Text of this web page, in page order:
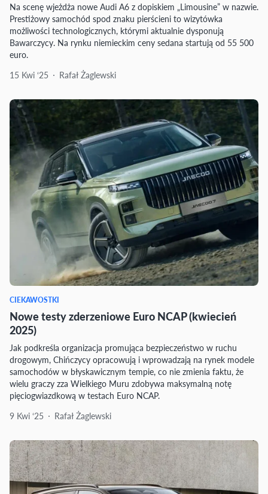
Na scenę wjeżdża nowe Audi A6 z dopiskiem „Limousine” w nazwie.
Prestiżowy samochód spod znaku pierścieni to wizytówka
możliwości technologicznych, którymi aktualnie dysponują
Bawarczycy. Na rynku niemieckim ceny sedana startują od 55 500
euro.
15 Kwi ‘25
Rafał Żaglewski
CIEKAWOSTKI
Nowe testy zderzeniowe Euro NCAP (kwiecień
2025)
Jak podkreśla organizacja promująca bezpieczeństwo w ruchu
drogowym, Chińczycy opracowują i wprowadzają na rynek modele
samochodów w błyskawicznym tempie, co nie zmienia faktu, że
wielu graczy zza Wielkiego Muru zdobywa maksymalną notę
pięciogwiazdkową w testach Euro NCAP.
9 Kwi ‘25
Rafał Żaglewski